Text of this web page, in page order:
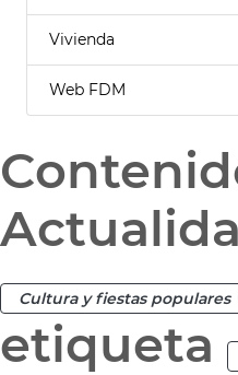
Vivienda
Web FDM
Cultura y fiestas populares
etiqueta